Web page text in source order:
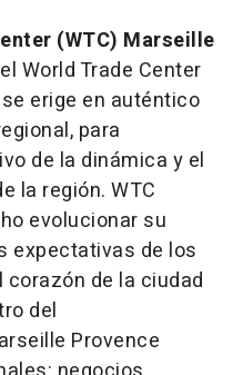
(WTC) Marseille
World Trade Center
erige en auténtico
para
de la dinámica y el
la región. WTC
evolucionar su
expectativas de los
de la ciudad
del
Provence